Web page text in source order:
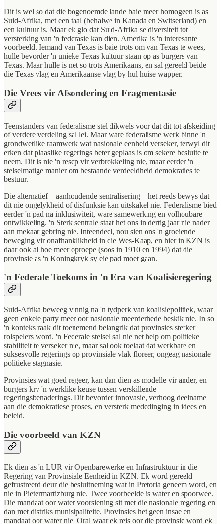
Dit is wel so dat die bogenoemde lande baie meer homogeen is as
Suid-Afrika, met een taal (behalwe in Kanada en Switserland) en
een kultuur is. Maar ek glo dat Suid-Afrika se diversiteit tot
versterking van 'n federasie kan dien. Amerika is 'n interesante
voorbeeld. Iemand van Texas is baie trots om van Texas te wees,
hulle bevorder 'n unieke Texas kultuur staan op as burgers van
Texas. Maar hulle is net so trots Amerikaans, en sal gereeld beide
die Texas vlag en Amerikaanse vlag by hul huise wapper.
Die Vrees vir Afsondering en Fragmentasie
Teenstanders van federalisme stel dikwels voor dat dit tot afskeiding
of verdere verdeling sal lei. Maar ware federalisme werk binne 'n
grondwetlike raamwerk wat nasionale eenheid verseker, terwyl dit
erken dat plaaslike regerings beter geplaas is om sekere besluite te
neem. Dit is nie 'n resep vir verbrokkeling nie, maar eerder 'n
stelselmatige manier om bestaande verdeeldheid demokraties te
bestuur.
Die alternatief – aanhoudende sentralisering – het reeds bewys dat
dit nie ongelykheid of disfunksie kan uitskakel nie. Federalisme bied
eerder 'n pad na inklusiwiteit, ware samewerking en volhoubare
ontwikkeling. 'n Sterk sentrale staat het ons in dertig jaar nie nader
aan mekaar gebring nie. Inteendeel, nou sien ons 'n groeiende
beweging vir onafhanklikheid in die Wes-Kaap, en hier in KZN is
daar ook al hoe meer oproepe (soos in 1910 en 1994) dat die
provinsie as 'n Koningkryk sy eie pad moet gaan.
'n Federale Toekoms in 'n Era van Koalisieregering
Suid-Afrika beweeg vinnig na 'n tydperk van koalisiepolitiek, waar
geen enkele party meer oor nasionale meerderhede beskik nie. In so
'n konteks raak dit toenemend belangrik dat provinsies sterker
rolspelers word. 'n Federale stelsel sal nie net help om politieke
stabiliteit te verseker nie, maar sal ook toelaat dat werkbare en
suksesvolle regerings op provinsiale vlak floreer, ongeag nasionale
politieke stagnasie.
Provinsies wat goed regeer, kan dan dien as modelle vir ander, en
burgers kry 'n werklike keuse tussen verskillende
regeringsbenaderings. Dit bevorder innovasie, verhoog deelname
aan die demokratiese proses, en versterk mededinging in idees en
beleid.
Die voorbeeld van KZN
Ek dien as 'n LUR vir Openbarewerke en Infrastruktuur in die
Regering van Provinsiale Eenheid in KZN. Ek word gereeld
gefrustreerd deur die besluitneming wat in Pretoria geneem word, en
nie in Pietermartizburg nie. Twee voorbeelde is water en spoorwee.
Die mandaat oor water voorsiening sit met die nasionale regering en
dan met distriks munisipaliteite. Provinsies het geen insae en
mandaat oor water nie. Oral waar ek reis oor die provinsie word ek